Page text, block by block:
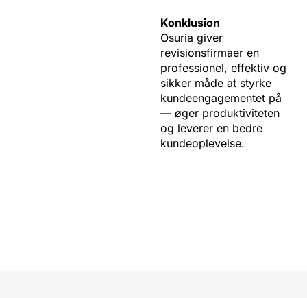
Konklusion
Osuria giver
revisionsfirmaer en
professionel, effektiv og
sikker måde at styrke
kundeengagementet på
— øger produktiviteten
og leverer en bedre
kundeoplevelse.